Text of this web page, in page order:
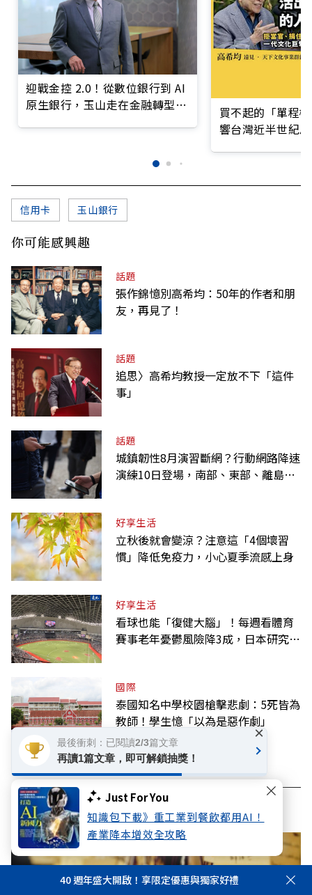
Just For You
知識包下載》重工業到餐飲都用AI！
產業降本增效全攻略
迎戰金控 2.0！從數位銀行到 AI
原生銀行，玉山走在金融轉型最
買不起的「單程
響台灣近半世紀
信用卡 玉山銀行
你可能感興趣
話題
張作錦憶別高希均：50年的作者和朋
友，再見了！
話題
追思〉高希均教授一定放不下「這件
事」
話題
城鎮韌性8月演習斷網？行動網路降速
演練10日登場，南部、東部、離島為
好享生活
立秋後就會變涼？注意這「4個壞習
慣」降低免疫力，小心夏季流感上身
好享生活
看球也能「復健大腦」！每週看體育
賽事老年憂鬱風險降3成，日本研究：
國際
泰國知名中學校園槍擊悲劇：5死皆為
教師！學生憶「以為是惡作劇」
看此文章的人也看了..
40 週年盛大開啟！享限定優惠與獨家好禮
最後衝刺：已閱讀2/3篇文章
再讀1篇文章，即可解鎖抽獎！
×